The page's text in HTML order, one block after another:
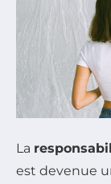
La
est devenue